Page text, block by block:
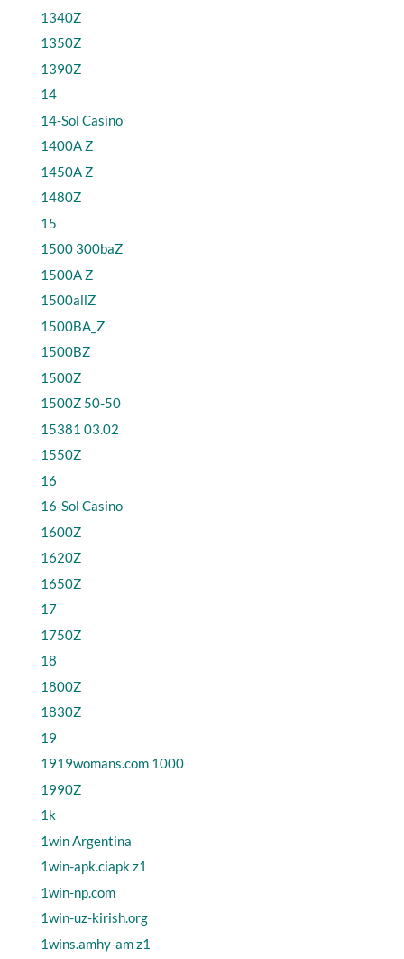
1340Z
1350Z
1390Z
14
14-Sol Casino
1400A Z
1450A Z
1480Z
15
1500 300baZ
1500A Z
1500allZ
1500BA_Z
1500BZ
1500Z
1500Z 50-50
15381 03.02
1550Z
16
16-Sol Casino
1600Z
1620Z
1650Z
17
1750Z
18
1800Z
1830Z
19
1919womans.com 1000
1990Z
1k
1win Argentina
1win-apk.ciapk z1
1win-np.com
1win-uz-kirish.org
1wins.amhy-am z1